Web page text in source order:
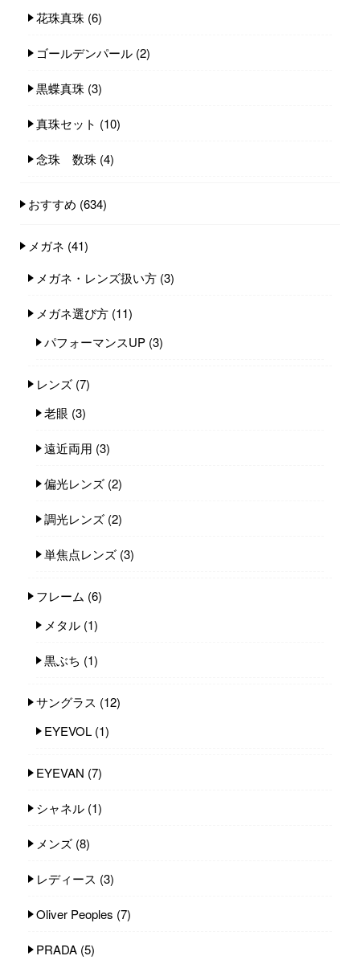
花珠真珠 (6)
ゴールデンパール (2)
黒蝶真珠 (3)
真珠セット (10)
念珠 数珠 (4)
おすすめ (634)
メガネ (41)
メガネ・レンズ扱い方 (3)
メガネ選び方 (11)
パフォーマンスUP (3)
レンズ (7)
老眼 (3)
遠近両用 (3)
偏光レンズ (2)
調光レンズ (2)
単焦点レンズ (3)
フレーム (6)
メタル (1)
黒ぶち (1)
サングラス (12)
EYEVOL (1)
EYEVAN (7)
シャネル (1)
メンズ (8)
レディース (3)
Oliver Peoples (7)
PRADA (5)